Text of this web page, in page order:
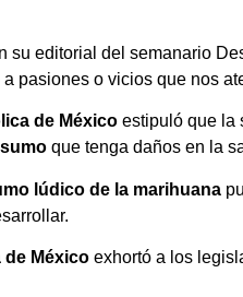
su editorial del semanario
pasiones o vicios que nos
de México estipuló que la
que tenga daños en la
lúdico de la marihuana
de México exhortó a los